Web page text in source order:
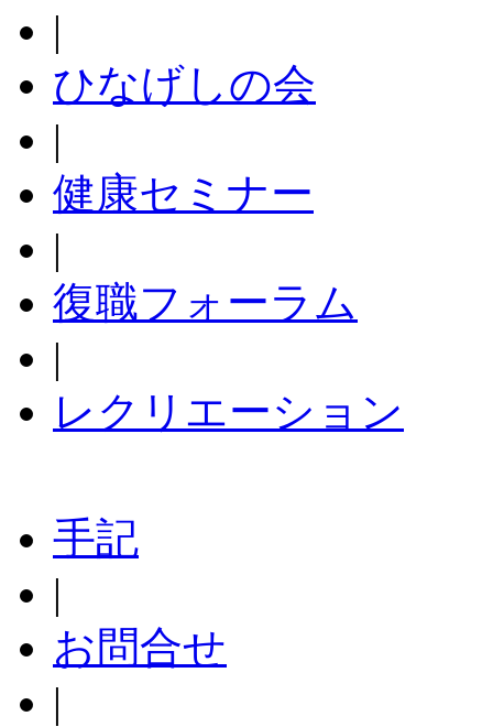
|
ひなげしの会
|
健康セミナー
|
復職フォーラム
|
レクリエーション
手記
|
お問合せ
|